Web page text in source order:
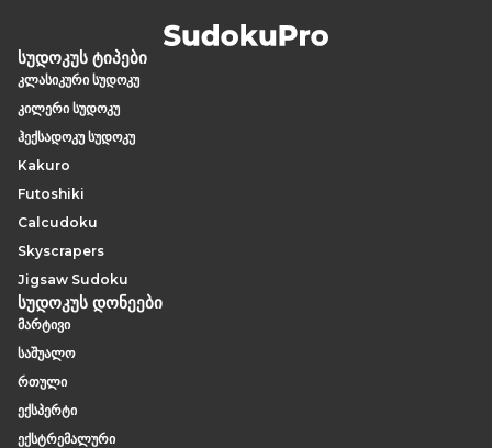
სუდოკუს ტიპები
კლასიკური სუდოკუ
კილერი სუდოკუ
ჰექსადოკუ სუდოკუ
Kakuro
Futoshiki
Calcudoku
Skyscrapers
Jigsaw Sudoku
სუდოკუს დონეები
მარტივი
საშუალო
რთული
ექსპერტი
ექსტრემალური